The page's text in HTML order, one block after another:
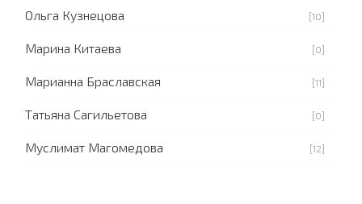
Ольга Кузнецова [10]
Марина Китаева [0]
Марианна Браславская [11]
Татьяна Сагильетова [0]
Муслимат Магомедова [12]